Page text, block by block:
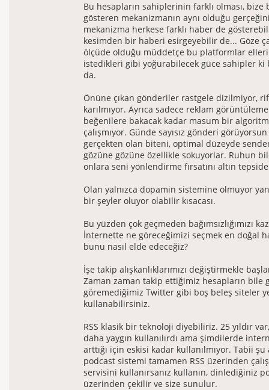
Bu hesapların sahiplerinin farklı olması,
gösteren mekanizmanın aynı olduğu
mekanizma herkese farklı haber de
kesimden bir haberi esirgeyebilir de... Göze
ölçüde olduğu müddetçe bu platformlar
istedikleri gibi yoğurabilecek güce sahipler ki
da.
Önüne çıkan gönderiler rastgele dizilmiyor,
karılmıyor. Ayrıca sadece reklam
beğenilere bakacak kadar masum bir
çalışmıyor. Günde sayısız gönderi
gerçekten olan biteni, optimal düzeyde
gözüne gözüne özellikle sokuyorlar. Ruhun
onlara seni yönlendirme fırsatını altın
Olan yalnızca dopamin sistemine olmuyor
bir şeyler oluyor olabilir kısacası.
Bu yüzden çok geçmeden bağımsızlığımızı
İnternette ne göreceğimizi seçmek en doğal
bunu nasıl elde edeceğiz?
İşe takip alışkanlıklarımızı değiştirmekle
Zaman zaman takip ettiğimiz hesapların bile
göremediğimiz Twitter gibi boş beleş siteler
kullanabilirsiniz.
RSS klasik bir teknoloji diyebiliriz. 25 yıldır
daha yaygın kullanılırdı ama şimdilerde
arttığı için eskisi kadar kullanılmıyor. Tabii
podcast sistemi tamamen RSS üzerinden
servisini kullanırsanız kullanın, dinlediğiniz
üzerinden çekilir ve size sunulur.